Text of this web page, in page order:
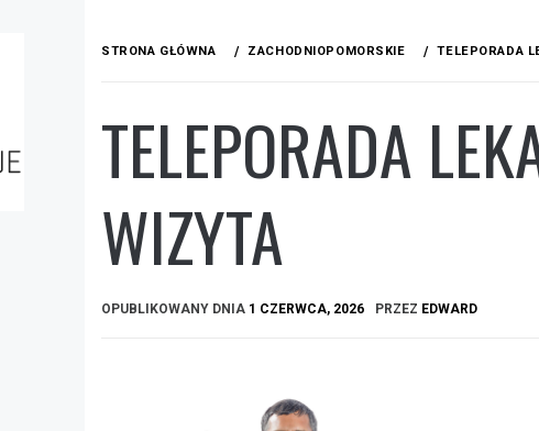
STRONA GŁÓWNA ZACHODNIOPOMORSKIE TELEPORADA
TELEPORADA
WIZYTA
OPUBLIKOWANY DNIA 1 CZERWCA, 2026 PRZEZ EDWARD